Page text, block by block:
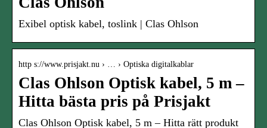
Exibel optisk kabel, toslink | Clas Ohlson
http s://www.prisjakt.nu › … › Optiska digitalkablar
Clas Ohlson Optisk kabel, 5 m –
Hitta bästa pris på Prisjakt
Clas Ohlson Optisk kabel, 5 m – Hitta rätt produkt